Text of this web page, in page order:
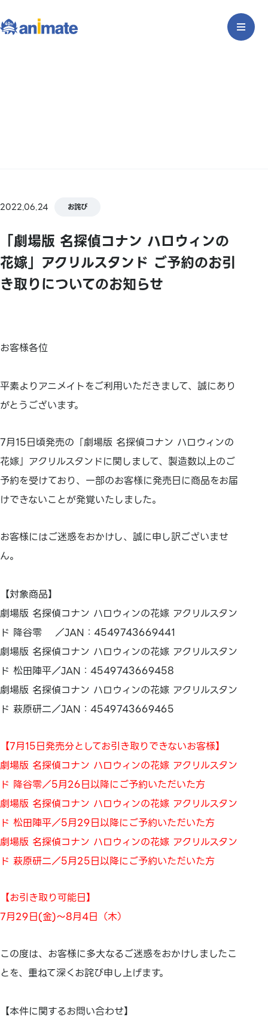
2022.06.24 お詫び
「劇場版 名探偵コナン ハロウィンの
花嫁」アクリルスタンド ご予約のお引
き取りについてのお知らせ
お客様各位
平素よりアニメイトをご利用いただきまして、誠にあり
がとうございます。
7月15日頃発売の「劇場版 名探偵コナン ハロウィンの
花嫁」アクリルスタンドに関しまして、製造数以上のご
予約を受けており、一部のお客様に発売日に商品をお届
けできないことが発覚いたしました。
お客様にはご迷惑をおかけし、誠に申し訳ございませ
ん。
【対象商品】
劇場版 名探偵コナン ハロウィンの花嫁 アクリルスタン
ド 降谷零 ／JAN：4549743669441
劇場版 名探偵コナン ハロウィンの花嫁 アクリルスタン
ド 松田陣平／JAN：4549743669458
劇場版 名探偵コナン ハロウィンの花嫁 アクリルスタン
ド 萩原研二／JAN：4549743669465
【7月15日発売分としてお引き取りできないお客様】
劇場版 名探偵コナン ハロウィンの花嫁 アクリルスタン
ド 降谷零／5月26日以降にご予約いただいた方
劇場版 名探偵コナン ハロウィンの花嫁 アクリルスタン
ド 松田陣平／5月29日以降にご予約いただいた方
劇場版 名探偵コナン ハロウィンの花嫁 アクリルスタン
ド 萩原研二／5月25日以降にご予約いただいた方
【お引き取り可能日】
7月29日(金)～8月4日（木）
この度は、お客様に多大なるご迷惑をおかけしましたこ
とを、重ねて深くお詫び申し上げます。
【本件に関するお問い合わせ】